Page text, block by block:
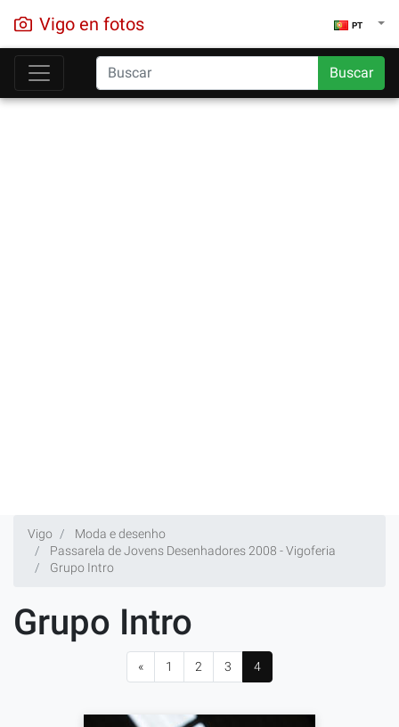
Vigo en fotos PT
Buscar
Vigo
Moda e desenho
Passarela de Jovens Desenhadores 2008 - Vigoferia
Grupo Intro
Grupo Intro
« 1 2 3 4